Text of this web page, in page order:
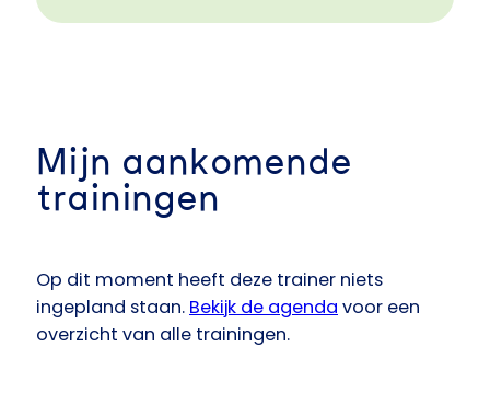
Mijn aankomende
trainingen
Op dit moment heeft deze trainer niets
ingepland staan. Bekijk de agenda voor een
overzicht van alle trainingen.